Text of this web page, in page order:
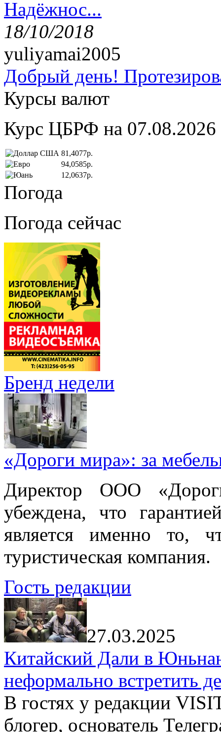
Надёжнос...
18/10/2018
yuliyamai2005
Добрый день!
Курсы валют
Курс ЦБРФ на 07.08.2026
81,4077р.
94,0585р.
12,0637р.
Погода
Погода сейчас
Бренд недели
«Дороги мира»: за
Директор ООО
убеждена, что
является именно то,
туристическая компания.
Гость редакции
27.03.2025
Китайский Дали в
неформально встретить
В гостях у редакции
блогер, основатель